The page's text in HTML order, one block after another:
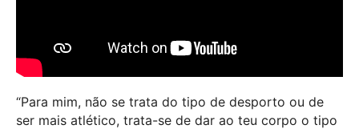
“Para mim, não se trata do tipo de desporto ou de
ser mais atlético, trata-se de dar ao teu corpo o tipo